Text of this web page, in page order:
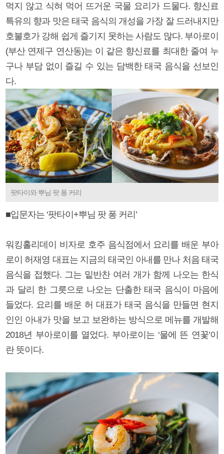
먹지 않고 식혀 먹어 뜨거운 국물 요리가 드물다. 향신료
특유의 향과 맛은 태국 음식의 개성을 가장 잘 드러내지만
호불호가 강해 쉽게 즐기지 못하는 사람도 많다. 부아로이
(부산 연제구 연산동)는 이 같은 향신료를 최대한 줄여 누
구나 부담 없이 즐길 수 있는 담백한 태국 음식을 선보인
다.
팟타이와 뿌님 팟 퐁 커리
■입문자는 ‘팟타이+뿌님 팟 퐁 커리’
워킹홀리데이 비자로 호주 음식점에서 요리를 배운 부아
로이 허재영 대표는 지금의 태국인 아내를 만나 처음 태국
음식을 접했다. 그는 밑반찬 여러 개가 함께 나오는 한식
과 달리 한 그릇으로 나오는 단출한 태국 음식이 마음에
들었다. 요리를 배운 허 대표가 태국 음식을 만들면 현지
인인 아내가 맛을 보고 보완하는 방식으로 메뉴를 개발해
2018년 부아로이를 열었다. 부아로이는 ‘물에 뜬 연꽃’이
란 뜻이다.